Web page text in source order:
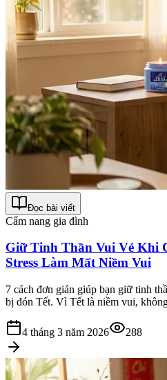
Đọc bài viết
Cẩm nang gia đình
Giữ Tinh Thần Vui Vẻ Khi
Stress Làm Mất Niềm Vui
7 cách đơn giản giúp bạn giữ tinh
bị đón Tết. Vì Tết là niềm vui,
4 tháng 3 năm 2026 288